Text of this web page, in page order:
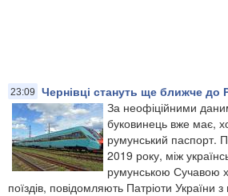
23:09 Чернівці стануть ще ближче до
За неофіційними
буковинець вже має,
румунський паспорт.
2019 року, між
румунською Сучавою
поїздів, повідомляють Патріоти України